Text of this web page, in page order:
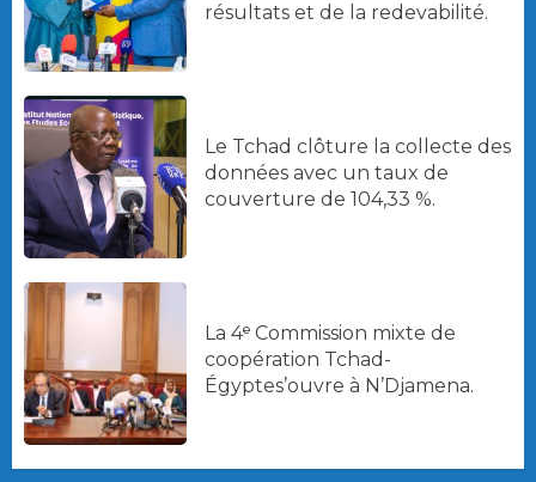
résultats et de la redevabilité.
Le Tchad clôture la collecte des
données avec un taux de
couverture de 104,33 %.
La 4ᵉ Commission mixte de
coopération Tchad-
Égyptes’ouvre à N’Djamena.